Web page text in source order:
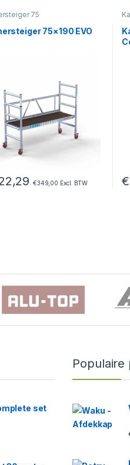
75
75×190 EVO
€349,00 Excl. BTW €
set
Populaire